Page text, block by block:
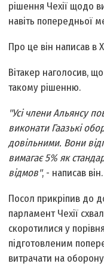
рішення Чехії щодо
навіть попередньої
Про це він написав в
Вітакер наголосив,
такому рішенню.
"Усі члени Альянсу
виконати Гаазькі
довільними. Вони
вимагає 5% як
відмов", - написав він.
Посол прикріпив до
парламент Чехії
скоротилися у
підготовленим
витрачати на